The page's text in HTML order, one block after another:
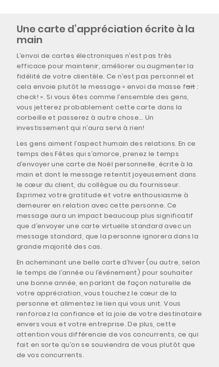
Une carte d’appréciation écrite à la
main
L’envoi de cartes électroniques n’est pas très
efficace pour maintenir, améliorer ou augmenter la
fidélité de votre clientèle. Ce n’est pas personnel et
cela envoie plutôt le message « envoi de masse fait:
check! ». Si vous êtes comme l’ensemble des gens,
vous jetterez probablement cette carte dans la
corbeille et passerez à autre chose… Un
investissement qui n’aura servi à rien!
Les gens aiment l’aspect humain des relations. En ce
temps des Fêtes qui s’amorce, prenez le temps
d’envoyer une carte de Noël personnelle, écrite à la
main et dont le message retentit joyeusement dans
le cœur du client, du collègue ou du fournisseur.
Exprimez votre gratitude et votre enthousiasme à
demeurer en relation avec cette personne. Ce
message aura un impact beaucoup plus significatif
que d’envoyer une carte virtuelle standard avec un
message standard, que la personne ignorera dans la
grande majorité des cas.
En acheminant une belle carte d’hiver (ou autre, selon
le temps de l’année ou l’événement) pour souhaiter
une bonne année, en parlant de façon naturelle de
votre appréciation, vous touchez le cœur de la
personne et alimentez le lien qui vous unit. Vous
renforcez la confiance et la joie de votre destinataire
envers vous et votre entreprise. De plus, cette
attention vous différencie de vos concurrents, ce qui
fait en sorte qu’on se souviendra de vous plutôt que
de vos concurrents.